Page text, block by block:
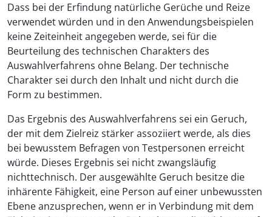
Dass bei der Erfindung natürliche Gerüche und Reize
verwendet würden und in den Anwendungsbeispielen
keine Zeiteinheit angegeben werde, sei für die
Beurteilung des technischen Charakters des
Auswahlverfahrens ohne Belang. Der technische
Charakter sei durch den Inhalt und nicht durch die
Form zu bestimmen.
Das Ergebnis des Auswahlverfahrens sei ein Geruch,
der mit dem Zielreiz stärker assoziiert werde, als dies
bei bewusstem Befragen von Testpersonen erreicht
würde. Dieses Ergebnis sei nicht zwangsläufig
nichttechnisch. Der ausgewählte Geruch besitze die
inhärente Fähigkeit, eine Person auf einer unbewussten
Ebene anzusprechen, wenn er in Verbindung mit dem